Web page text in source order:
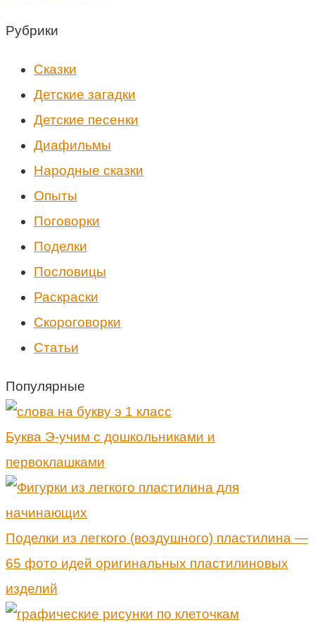
Рубрики
Cказки
Детские загадки
Детские песенки
Диафильмы
Народные сказки
Опыты
Поговорки
Поделки
Пословицы
Раскраски
Скороговорки
Статьи
Популярные
Буква Э-учим с дошкольниками и
первоклашками
Поделки из легкого (воздушного) пластилина —
65 фото идей оригинальных пластилиновых
изделий